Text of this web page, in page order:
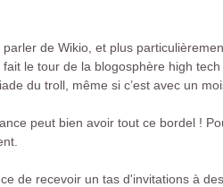
de Wikio, et plus
le tour de la blogosphère high tech
du troll, même si c’est avec un
peut bien avoir tout ce bordel !
de recevoir un tas d'invitations à